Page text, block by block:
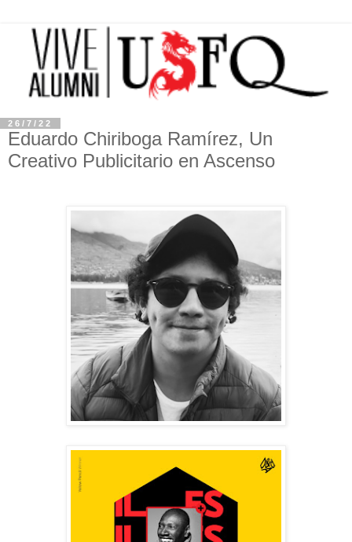
26/7/22
Eduardo Chiriboga Ramírez, Un
Creativo Publicitario en Ascenso